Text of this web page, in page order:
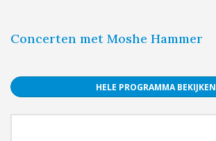
Concerten met Moshe Hammer
HELE PROGRAMMA BEKIJKEN